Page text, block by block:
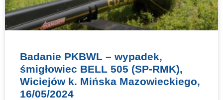
Badanie PKBWL – wypadek,
śmigłowiec BELL 505 (SP-RMK),
Wiciejów k. Mińska Mazowieckiego,
16/05/2024